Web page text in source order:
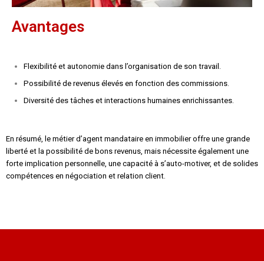
Avantages
Flexibilité et autonomie dans l’organisation de son travail.
Possibilité de revenus élevés en fonction des commissions.
Diversité des tâches et interactions humaines enrichissantes.
En résumé, le métier d’agent mandataire en immobilier offre une grande
liberté et la possibilité de bons revenus, mais nécessite également une
forte implication personnelle, une capacité à s’auto-motiver, et de solides
compétences en négociation et relation client.